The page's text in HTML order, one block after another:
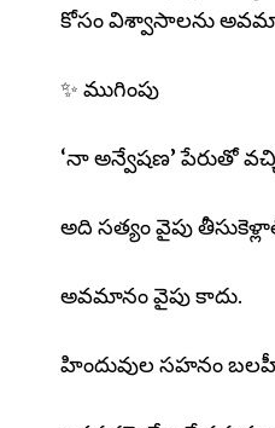
కోసం విశ్వాసాలను
✨ ముగింపు
‘నా అన్వేషణ’ పేరుతో
అది సత్యం వైపు
అవమానం వైపు కాదు.
హిందువుల సహనం